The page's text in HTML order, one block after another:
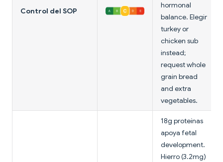
Control del SOP
hormonal
balance. Elegir
turkey or
chicken sub
instead;
request whole
grain bread
and extra
vegetables.
18g proteínas
apoya fetal
development.
Hierro (3.2mg)